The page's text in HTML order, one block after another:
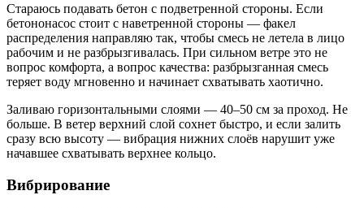
Стараюсь подавать бетон с подветренной стороны. Если
бетононасос стоит с наветренной стороны — факел
распределения направляю так, чтобы смесь не летела в лицо
рабочим и не разбрызгивалась. При сильном ветре это не
вопрос комфорта, а вопрос качества: разбрызганная смесь
теряет воду мгновенно и начинает схватывать хаотично.
Заливаю горизонтальными слоями — 40–50 см за проход. Не
больше. В ветер верхний слой сохнет быстро, и если залить
сразу всю высоту — вибрация нижних слоёв нарушит уже
начавшее схватывать верхнее кольцо.
Вибрирование